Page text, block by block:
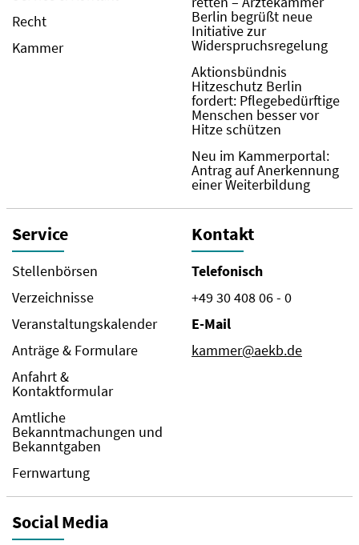
Recht
Kammer
Berlin begrüßt neue
Initiative zur
Widerspruchsregelung
Aktionsbündnis
Hitzeschutz Berlin
fordert: Pflegebedürftige
Menschen besser vor
Hitze schützen
Neu im Kammerportal:
Antrag auf Anerkennung
einer Weiterbildung
Service
Stellenbörsen
Verzeichnisse
Veranstaltungskalender
Anträge & Formulare
Anfahrt &
Kontaktformular
Amtliche
Bekanntmachungen und
Bekanntgaben
Fernwartung
Kontakt
Telefonisch
+49 30 408 06 - 0
E-Mail
kammer@aekb.de
Social Media